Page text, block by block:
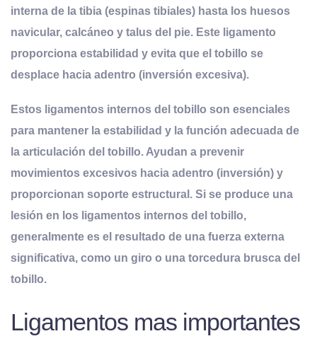
interna de la tibia (espinas tibiales) hasta los huesos
navicular, calcáneo y talus del pie. Este ligamento
proporciona estabilidad y evita que el tobillo se
desplace hacia adentro (inversión excesiva).
Estos ligamentos internos del tobillo son esenciales
para mantener la estabilidad y la función adecuada de
la articulación del tobillo. Ayudan a prevenir
movimientos excesivos hacia adentro (inversión) y
proporcionan soporte estructural. Si se produce una
lesión en los ligamentos internos del tobillo,
generalmente es el resultado de una fuerza externa
significativa, como un giro o una torcedura brusca del
tobillo.
Ligamentos mas importantes